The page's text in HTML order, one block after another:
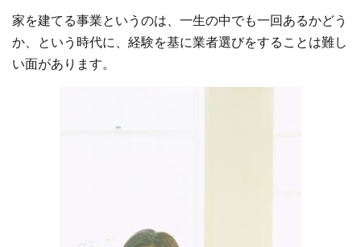
家を建てる事業というのは、一生の中でも一回あるかどう
か、という時代に、経験を基に業者選びをすることは難し
い面があります。